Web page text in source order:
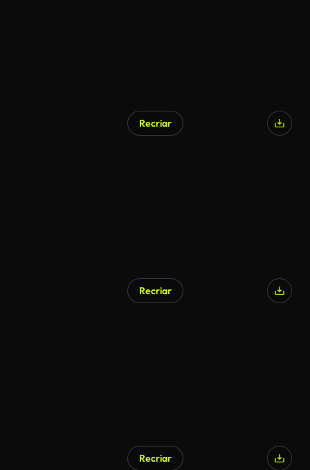
Recriar
Recriar
Recriar